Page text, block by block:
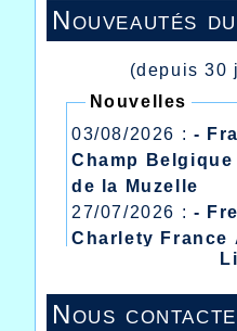
Nouveautés
(depuis 30
Nouvelles
03/08/2026 : -
Champ Belgique
de la Muzelle
27/07/2026 : -
Charlety France
Heusden Zolder
20/07/2026 :-
Mont des Cats
Nous